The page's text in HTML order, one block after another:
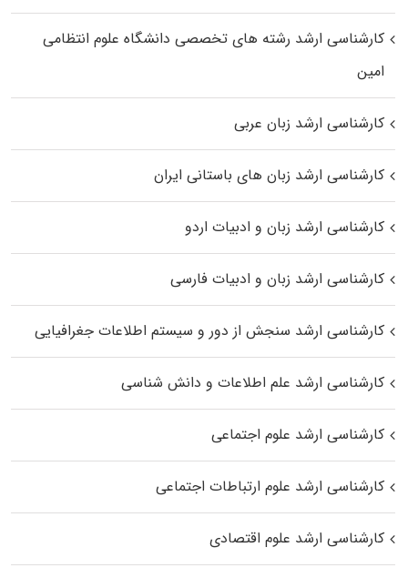
کارشناسی ارشد رﺷﺘﻪ ﻫﺎی تخصصی داﻧﺸﮕﺎه ﻋﻠﻮم انتظامی
اﻣﻴﻦ
کارشناسی ارشد زبان عربی
کارشناسی ارشد زبان‌ های باستانی ایران
کارشناسی ارشد زبان و ادبیات اردو
کارشناسی ارشد زبان و ادبیات فارسی
کارشناسی ارشد سنجش از دور و سیستم اطلاعات جغرافیایی
کارشناسی ارشد علم اطلاعات و دانش شناسی
کارشناسی ارشد علوم اجتماعی
کارشناسی ارشد علوم ارتباطات اجتماعی
کارشناسی ارشد علوم اقتصادی